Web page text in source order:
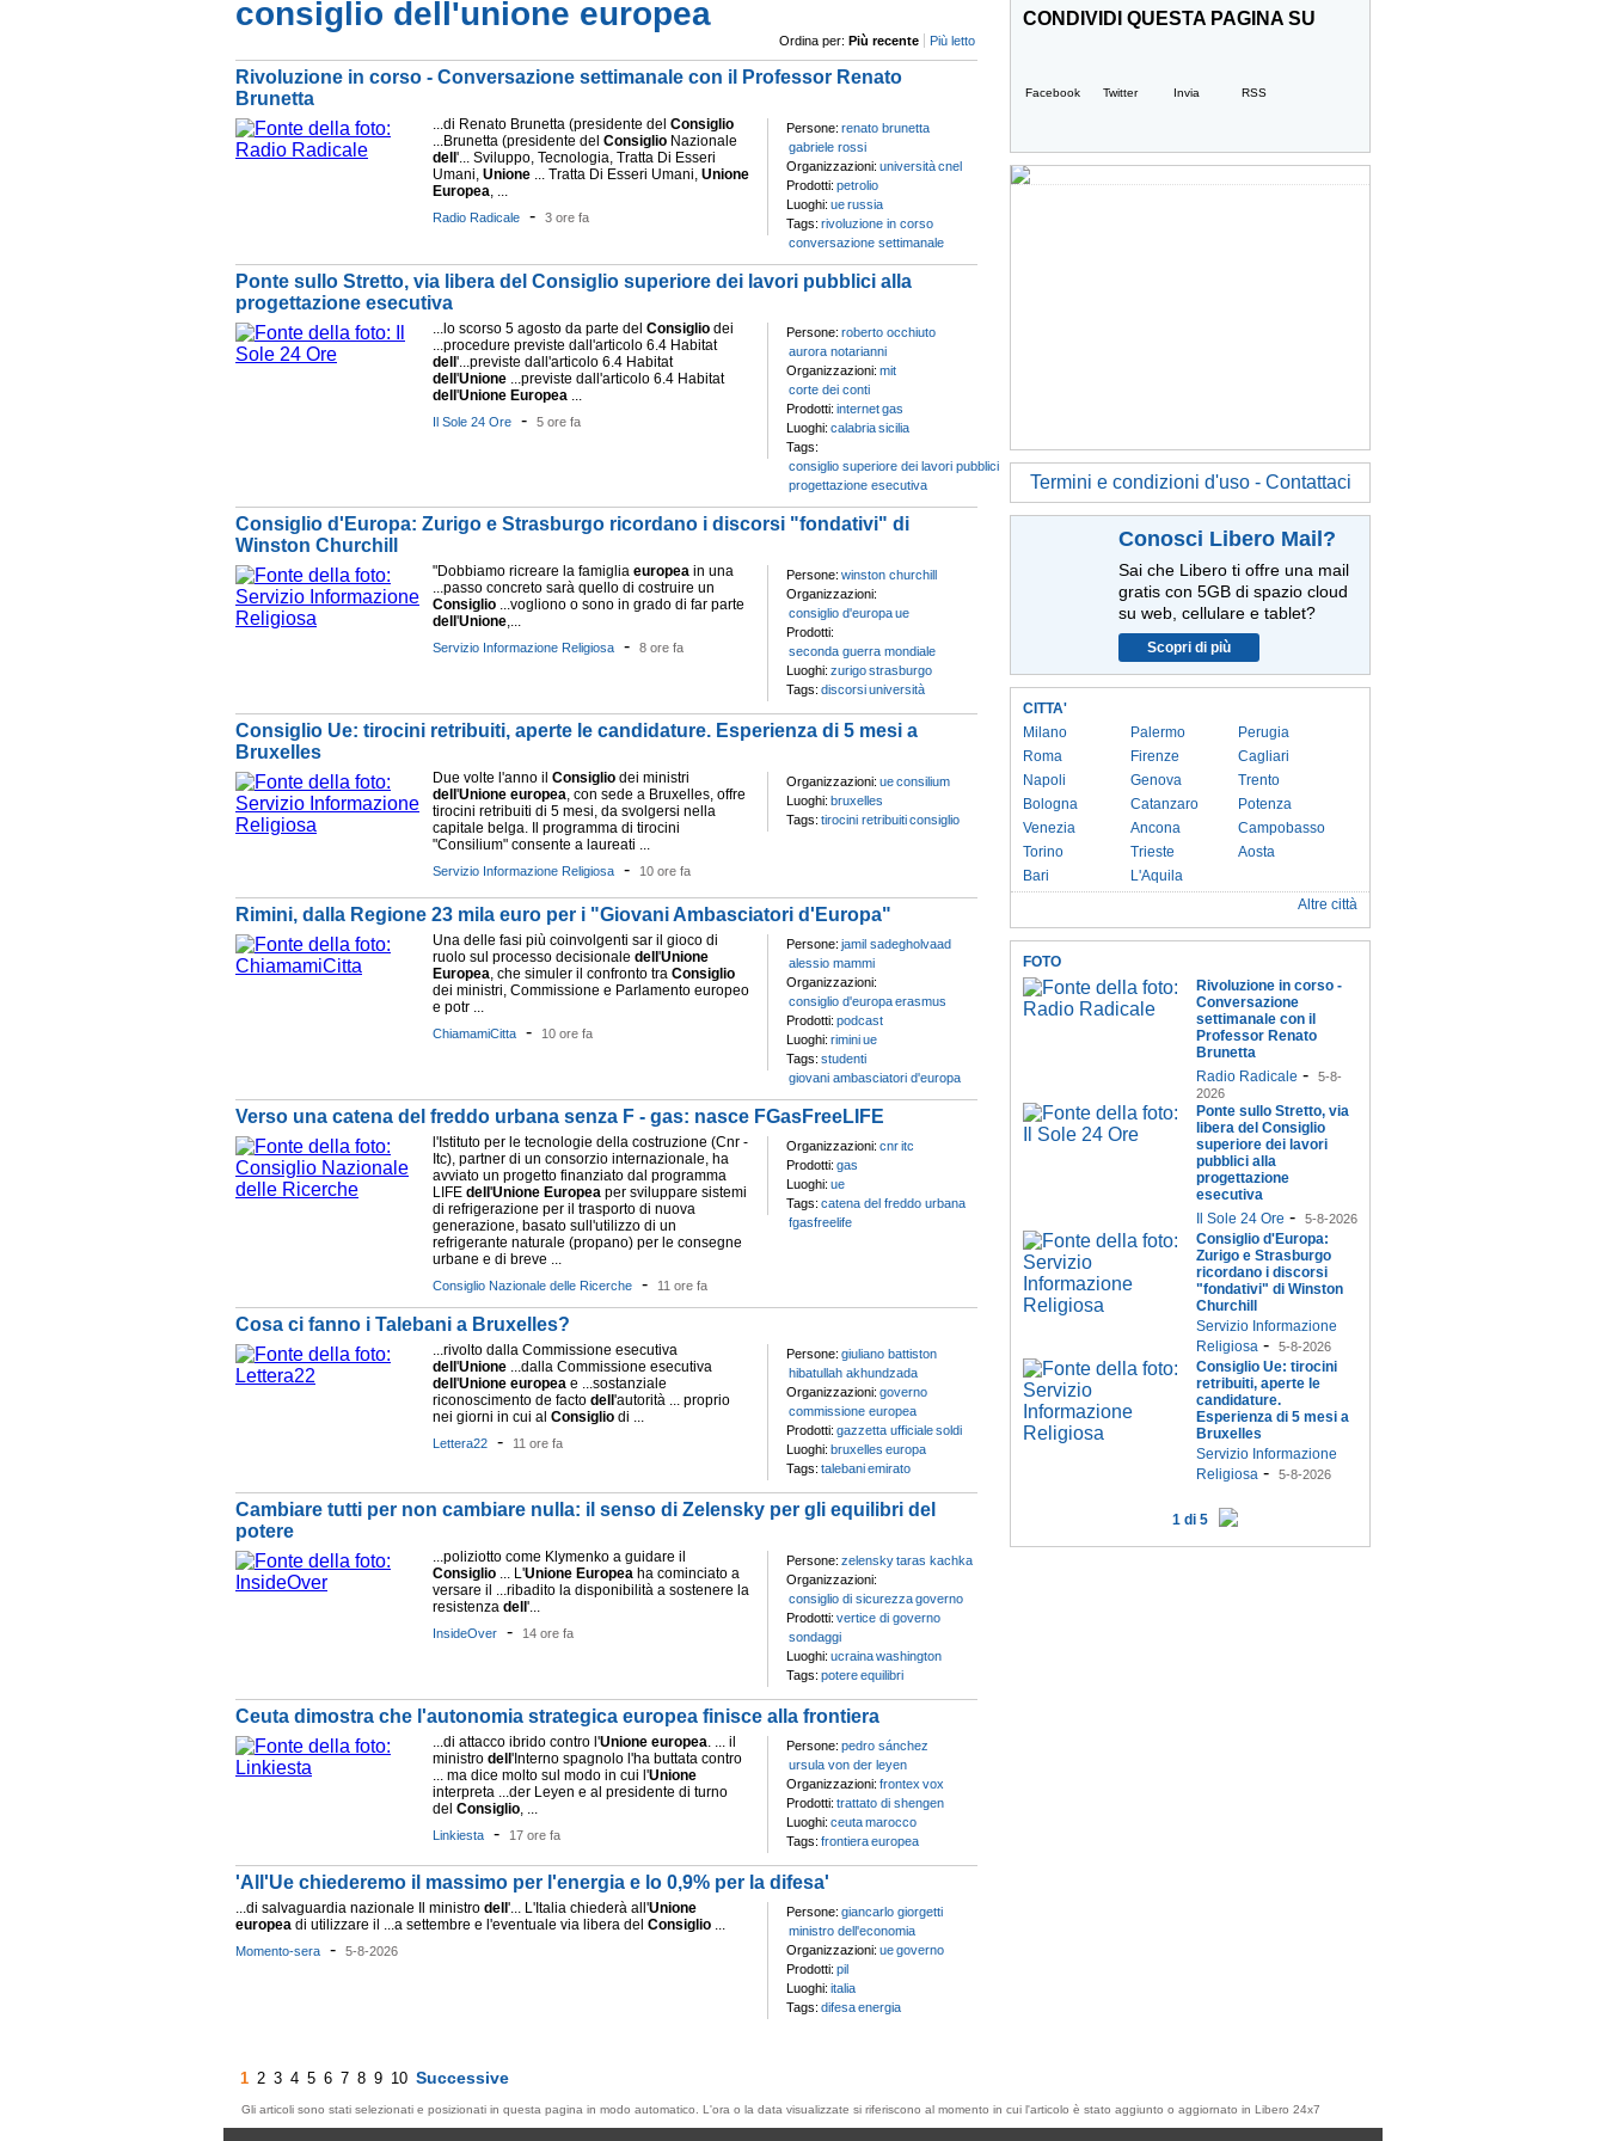
consiglio dell'unione europea
Ordina per: Più recente Più letto
Rivoluzione in corso - Conversazione settimanale con il Professor Renato
Brunetta
...di Renato Brunetta (presidente del Consiglio
...Brunetta (presidente del Consiglio Nazionale
dell '... Sviluppo, Tecnologia, Tratta Di Esseri
Umani, Unione ... Tratta Di Esseri Umani, Unione
Europea, ...
Radio Radicale - 3 ore fa
Persone: renato brunetta
gabriele rossi
Organizzazioni: universitàcnel
Prodotti: petrolio
Luoghi: uerussia
Tags: rivoluzione in corso
conversazione settimanale
Ponte sullo Stretto, via libera del Consiglio superiore dei lavori pubblici alla
progettazione esecutiva
...lo scorso 5 agosto da parte del Consiglio dei
...procedure previste dall'articolo 6.4 Habitat
dell '...previste dall'articolo 6.4 Habitat
dell 'Unione ...previste dall'articolo 6.4 Habitat
dell 'Unione Europea ...
Il Sole 24 Ore - 5 ore fa
Persone: roberto occhiuto
aurora notarianni
Organizzazioni: mit
corte dei conti
Prodotti: internetgas
Luoghi: calabriasicilia
Tags:
consiglio superiore dei lavori pubblici
progettazione esecutiva
Consiglio d'Europa: Zurigo e Strasburgo ricordano i discorsi "fondativi" di
Winston Churchill
"Dobbiamo ricreare la famiglia europea in una
...passo concreto sarà quello di costruire un
Consiglio ...vogliono o sono in grado di far parte
dell 'Unione,...
Servizio Informazione Religiosa - 8 ore fa
Persone: winston churchill
Organizzazioni:
consiglio d'europaue
Prodotti:
seconda guerra mondiale
Luoghi: zurigostrasburgo
Tags: discorsiuniversità
Consiglio Ue: tirocini retribuiti, aperte le candidature. Esperienza di 5 mesi a
Bruxelles
Due volte l'anno il Consiglio dei ministri
dell 'Unione europea, con sede a Bruxelles, offre
tirocini retribuiti di 5 mesi, da svolgersi nella
capitale belga. Il programma di tirocini
"Consilium" consente a laureati ...
Servizio Informazione Religiosa - 10 ore fa
Organizzazioni: ueconsilium
Luoghi: bruxelles
Tags: tirocini retribuiticonsiglio
Rimini, dalla Regione 23 mila euro per i "Giovani Ambasciatori d'Europa"
Una delle fasi più coinvolgenti sar il gioco di
ruolo sul processo decisionale dell 'Unione
Europea, che simuler il confronto tra Consiglio
dei ministri, Commissione e Parlamento europeo
e potr ...
ChiamamiCitta - 10 ore fa
Persone: jamil sadegholvaad
alessio mammi
Organizzazioni:
consiglio d'europaerasmus
Prodotti: podcast
Luoghi: riminiue
Tags: studenti
giovani ambasciatori d'europa
Verso una catena del freddo urbana senza F - gas: nasce FGasFreeLIFE
l'Istituto per le tecnologie della costruzione (Cnr -
Itc), partner di un consorzio internazionale, ha
avviato un progetto finanziato dal programma
LIFE dell 'Unione Europea per sviluppare sistemi
di refrigerazione per il trasporto di nuova
generazione, basato sull'utilizzo di un
refrigerante naturale (propano) per le consegne
urbane e di breve ...
Consiglio Nazionale delle Ricerche - 11 ore fa
Organizzazioni: cnritc
Prodotti: gas
Luoghi: ue
Tags: catena del freddo urbana
fgasfreelife
Cosa ci fanno i Talebani a Bruxelles?
...rivolto dalla Commissione esecutiva
dell 'Unione ...dalla Commissione esecutiva
dell 'Unione europea e ...sostanziale
riconoscimento de facto dell 'autorità ... proprio
nei giorni in cui al Consiglio di ...
Lettera22 - 11 ore fa
Persone: giuliano battiston
hibatullah akhundzada
Organizzazioni: governo
commissione europea
Prodotti: gazzetta ufficialesoldi
Luoghi: bruxelles europa
Tags: talebaniemirato
Cambiare tutti per non cambiare nulla: il senso di Zelensky per gli equilibri del
potere
...poliziotto come Klymenko a guidare il
Consiglio ... L'Unione Europea ha cominciato a
versare il ...ribadito la disponibilità a sostenere la
resistenza dell '...
InsideOver - 14 ore fa
Persone: zelenskytaras kachka
Organizzazioni:
consiglio di sicurezzagoverno
Prodotti: vertice di governo
sondaggi
Luoghi: ucrainawashington
Tags: potereequilibri
Ceuta dimostra che l'autonomia strategica europea finisce alla frontiera
...di attacco ibrido contro l'Unione europea. ... il
ministro dell 'Interno spagnolo l'ha buttata contro
... ma dice molto sul modo in cui l'Unione
interpreta ...der Leyen e al presidente di turno
del Consiglio, ...
Linkiesta - 17 ore fa
Persone: pedro sánchez
ursula von der leyen
Organizzazioni: frontex vox
Prodotti: trattato di shengen
Luoghi: ceutamarocco
Tags: frontieraeuropea
'All'Ue chiederemo il massimo per l'energia e lo 0,9% per la difesa'
...di salvaguardia nazionale Il ministro dell '... L'Italia chiederà all'Unione
europea di utilizzare il ...a settembre e l'eventuale via libera del Consiglio ...
Momento-sera - 5-8-2026
Persone: giancarlo giorgetti
ministro dell'economia
Organizzazioni: uegoverno
Prodotti: pil
Luoghi: italia
Tags: difesaenergia
1 2 3 4 5 6 7 8 9 10 Successive
CONDIVIDI QUESTA PAGINA SU
Facebook Twitter Invia RSS
Termini e condizioni d'uso - Contattaci
Conosci Libero Mail?
Sai che Libero ti offre una mail
gratis con 5GB di spazio cloud
su web, cellulare e tablet?
Scopri di più
CITTA'
Milano
Roma
Napoli
Bologna
Venezia
Torino
Bari
Palermo
Firenze
Genova
Catanzaro
Ancona
Trieste
L'Aquila
Perugia
Cagliari
Trento
Potenza
Campobasso
Aosta
Altre città
FOTO
Rivoluzione in corso -
Conversazione
settimanale con il
Professor Renato
Brunetta
Radio Radicale -
5-8-
2026
Ponte sullo Stretto, via
libera del Consiglio
superiore dei lavori
pubblici alla
progettazione
esecutiva
Il Sole 24 Ore - 5-8-2026
Consiglio d'Europa:
Zurigo e Strasburgo
ricordano i discorsi
"fondativi" di Winston
Churchill
Servizio Informazione
Religiosa - 5-8-2026
Consiglio Ue: tirocini
retribuiti, aperte le
candidature.
Esperienza di 5 mesi a
Bruxelles
Servizio Informazione
Religiosa - 5-8-2026
1 di 5
Gli articoli sono stati selezionati e posizionati in questa pagina in modo automatico. L'ora o la data visualizzate si riferiscono al momento in cui l'articolo è stato aggiunto o aggiornato in Libero 24x7